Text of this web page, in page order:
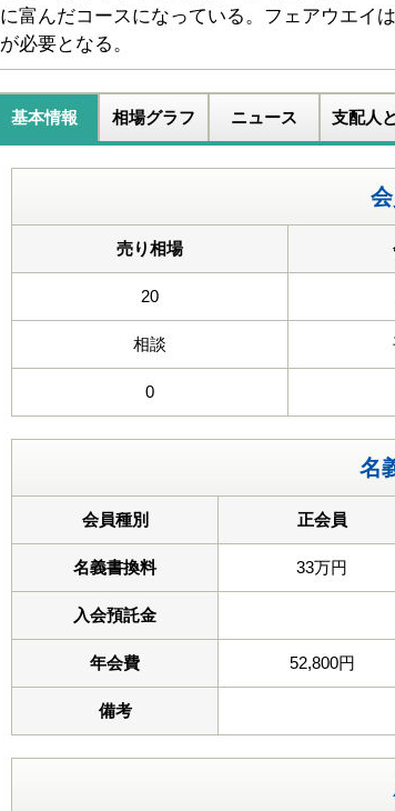
に富んだコースになっている。フェアウエイ
が必要となる。
基本情報 相場グラフ ニュース 支配人
売り相場
20
相談
0
名
会員種別 正会員
名義書換料 33万円
入会預託金
年会費 52,800円
備考